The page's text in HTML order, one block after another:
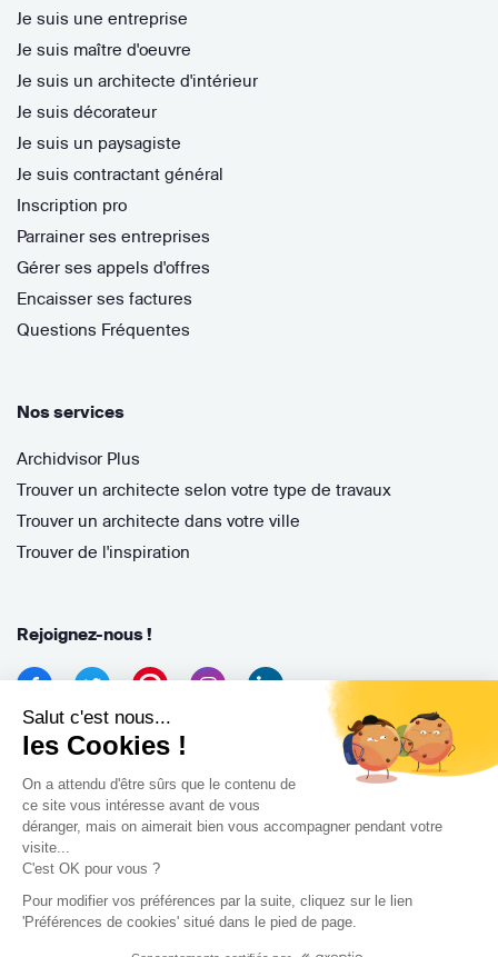
Salut c'est nous...
les Cookies !
On a attendu d'être sûrs que le contenu de
ce site vous intéresse avant de vous
déranger, mais on aimerait bien vous accompagner pendant votre
visite...
C'est OK pour vous ?
Pour modifier vos préférences par la suite, cliquez sur le lien
'Préférences de cookies' situé dans le pied de page.
Je suis une entreprise
Je suis maître d'oeuvre
Je suis un architecte d'intérieur
Je suis décorateur
Je suis un paysagiste
Je suis contractant général
Inscription pro
Parrainer ses entreprises
Gérer ses appels d'offres
Encaisser ses factures
Questions Fréquentes
Nos services
Archidvisor Plus
Trouver un architecte selon votre type de travaux
Trouver un architecte dans votre ville
Trouver de l'inspiration
Rejoignez-nous !
Archidvisor
13 Rue des Cordeliers, 33000 Bordeaux, France
Copyright 2021